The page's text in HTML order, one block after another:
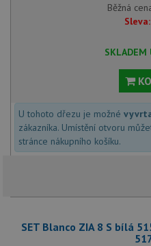
Běžná
Sleva:
SKLADEM
U tohoto dřezu je možné
zákazníka. Umístění otvoru
stránce nákupního košíku.
SET Blanco ZIA 8 S bílá